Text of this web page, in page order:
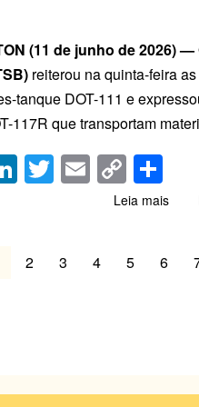
(11 de junho de 2026)
reiterou na quinta-feira
tanque DOT-111 e
117R que transportam
Li
n
e
dI
T
wi
er
E
m
C
o
y
Li
h
e
Leia mais
o
Page
2 Page
3 Page
4 Page
5 Page
6